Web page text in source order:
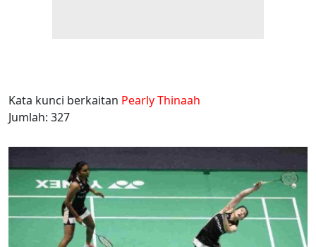
Kata kunci berkaitan Pearly Thinaah
Jumlah: 327